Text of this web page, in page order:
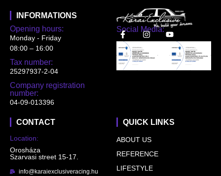
Social Media:
INFORMATIONS
Opening hours:
Monday - Friday
08:00 – 16:00
Tax number:
25297937-2-04
Company registration
number:
04-09-013396
QUICK LINKS
ABOUT US
REFERENCE
LIFESTYLE
CONTACT
Location:
Orosháza
Szarvasi street 15-17.
info@karaiexclusiveracing.hu